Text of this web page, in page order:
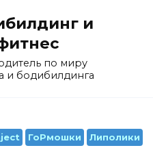
и
по миру
и бодибилдинга
ГоРмошки Липолики